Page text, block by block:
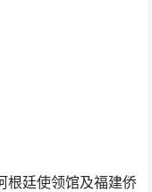
根廷使领馆及福建侨